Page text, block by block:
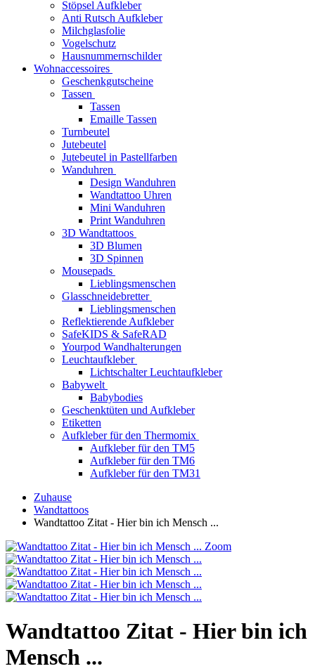
Stöpsel Aufkleber
Anti Rutsch Aufkleber
Milchglasfolie
Vogelschutz
Hausnummernschilder
Wohnaccessoires
Geschenkgutscheine
Tassen
Tassen
Emaille Tassen
Turnbeutel
Jutebeutel
Jutebeutel in Pastellfarben
Wanduhren
Design Wanduhren
Wandtattoo Uhren
Mini Wanduhren
Print Wanduhren
3D Wandtattoos
3D Blumen
3D Spinnen
Mousepads
Lieblingsmenschen
Glasschneidebretter
Lieblingsmenschen
Reflektierende Aufkleber
SafeKIDS & SafeRAD
Yourpod Wandhalterungen
Leuchtaufkleber
Lichtschalter Leuchtaufkleber
Babywelt
Babybodies
Geschenktüten und Aufkleber
Etiketten
Aufkleber für den Thermomix
Aufkleber für den TM5
Aufkleber für den TM6
Aufkleber für den TM31
Zuhause
Wandtattoos
Wandtattoo Zitat - Hier bin ich Mensch ...
Zoom
Wandtattoo Zitat - Hier bin ich
Mensch ...